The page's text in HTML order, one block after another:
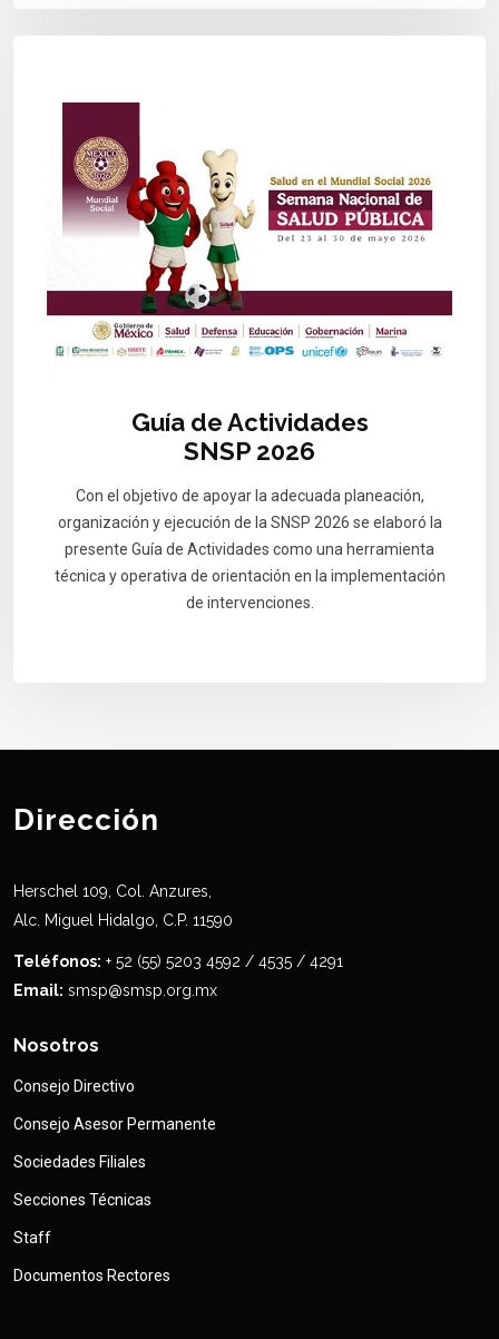
Guía de Actividades
SNSP 2026
Con el objetivo de apoyar la adecuada planeación,
organización y ejecución de la SNSP 2026 se elaboró la
presente Guía de Actividades como una herramienta
técnica y operativa de orientación en la implementación
de intervenciones.
Dirección
Herschel 109, Col. Anzures,
Alc. Miguel Hidalgo, C.P. 11590
Teléfonos: + 52 (55) 5203 4592 / 4535 / 4291
Email: smsp@smsp.org.mx
Nosotros
Consejo Directivo
Consejo Asesor Permanente
Sociedades Filiales
Secciones Técnicas
Staff
Documentos Rectores